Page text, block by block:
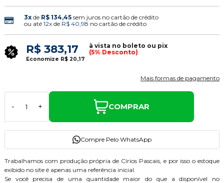
3xde R$ 134,45 sem juros no cartão de crédito
ou até 12xde R$ 40,98 no cartão de crédito
R$ 383,17
à vista no boleto ou pix
(5% Desconto)
Economize R$ 20,17
Mais formas de pagamento
- + COMPRAR
Compre Pelo WhatsApp
Trabalhamos com produção própria de Círios Pascais, e por isso o estoque
exibido no site é apenas uma referência inicial.
Se você precisa de uma quantidade maior do que a disponível no